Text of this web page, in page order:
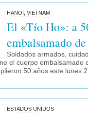
HANOI, VIETNAM
El «Tío Ho»: a
embalsamado
Soldados armados,
el cuerpo embalsamado
50 años este lunes
ESTADOS UNIDOS